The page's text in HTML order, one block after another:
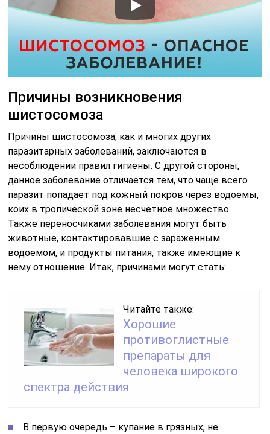
Причины возникновения
шистосомоза
Причины шистосомоза, как и многих других
паразитарных заболеваний, заключаются в
несоблюдении правил гигиены. С другой стороны,
данное заболевание отличается тем, что чаще всего
паразит попадает под кожный покров через водоемы,
коих в тропической зоне несчетное множество.
Также переносчиками заболевания могут быть
животные, контактировавшие с зараженным
водоемом, и продукты питания, также имеющие к
нему отношение. Итак, причинами могут стать:
Читайте также:
Хорошие
противоглистные
препараты для
человека широкого
спектра действия
В первую очередь – купание в грязных, не